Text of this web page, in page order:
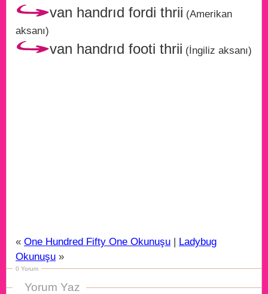
van handrıd fordi thrii (Amerikan
aksanı)
van handrıd footi thrii (İngiliz aksanı)
« One Hundred Fifty One Okunuşu | Ladybug
Okunuşu »
0 Yorum
Yorum Yaz